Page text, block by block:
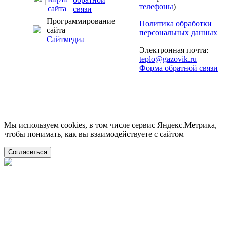
Программирование
сайта —
Сайтмедиа
телефоны)
Политика обработки
персональных данных
Электронная почта:
teplo@gazovik.ru
Форма обратной связи
Мы используем cookies, в том числе сервис Яндекс.Метрика,
чтобы понимать, как вы взаимодействуете с сайтом
Согласиться